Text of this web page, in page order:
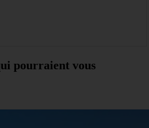
pourraient vous